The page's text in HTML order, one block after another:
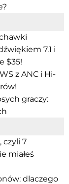
7.1 i
$35!
z ANC i Hi-
graczy:
czyli 7
miałeś
dlaczego